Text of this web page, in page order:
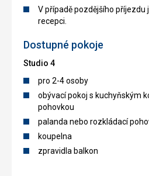
V případě pozdějšího
recepci.
Dostupné pokoje
Studio 4
pro 2-4 osoby
obývací pokoj s kuchyňským
pohovkou
palanda nebo rozkládací
koupelna
zpravidla balkon